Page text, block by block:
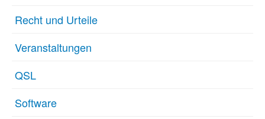
Recht und Urteile
Veranstaltungen
QSL
Software